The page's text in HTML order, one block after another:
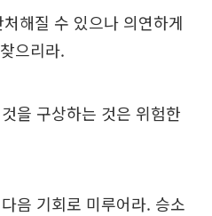
해질 수 있으나 의연하게
으리라.
을 구상하는 것은 위험한
음 기회로 미루어라. 승소